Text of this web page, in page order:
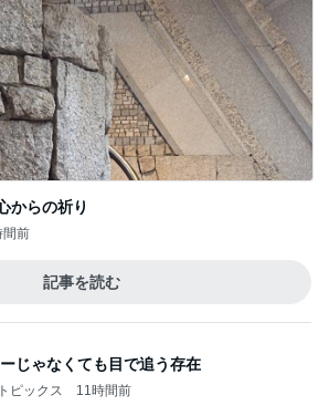
からの祈り
間前
記事を読む
じゃなくても目で追う存在
ピックス 11時間前